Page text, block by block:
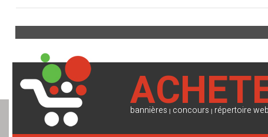
bannières | concours | répertoire web